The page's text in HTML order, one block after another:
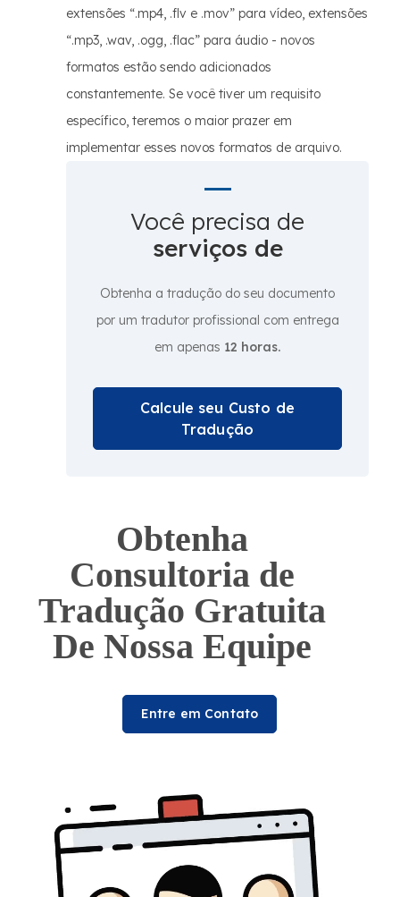
extensões “.mp4, .flv e .mov” para vídeo, extensões
“.mp3, .wav, .ogg, .flac” para áudio - novos
formatos estão sendo adicionados
constantemente. Se você tiver um requisito
específico, teremos o maior prazer em
implementar esses novos formatos de arquivo.
Você precisa de
serviços de
Obtenha a tradução do seu documento
por um tradutor profissional com entrega
em apenas 12 horas.
Calcule seu Custo de
Tradução
Obtenha
Consultoria de
Tradução Gratuita
De Nossa Equipe
Entre em Contato